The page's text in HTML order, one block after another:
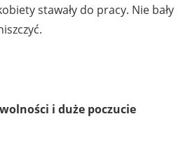
stawały do pracy. Nie bały
i duże poczucie